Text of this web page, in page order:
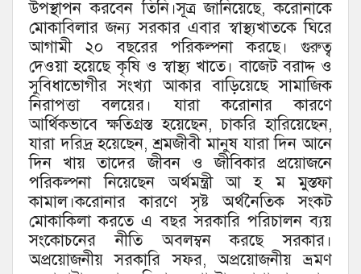
উপস্থাপন করবেন তিনি।সূত্র জানিয়েছে, করোনাকে
মোকাবিলার জন্য সরকার এবার স্বাস্থ্যখাতকে ঘিরে
আগামী ২০ বছরের পরিকল্পনা করছে। গুরুত্ব
দেওয়া হয়েছে কৃষি ও স্বাস্থ্য খাতে। বাজেট বরাদ্দ ও
সুবিধাভোগীর সংখ্যা আকার বাড়িয়েছে সামাজিক
নিরাপত্তা বলয়ের। যারা করোনার কারণে
আর্থিকভাবে ক্ষতিগ্রস্ত হয়েছেন, চাকরি হারিয়েছেন,
যারা দরিদ্র হয়েছেন, শ্রমজীবী মানুষ যারা দিন আনে
দিন খায় তাদের জীবন ও জীবিকার প্রয়োজনে
পরিকল্পনা নিয়েছেন অর্থমন্ত্রী আ হ ম মুস্তফা
কামাল।করোনার কারণে সৃষ্ট অর্থনৈতিক সংকট
মোকাকিলা করতে এ বছর সরকারি পরিচালন ব্যয়
সংকোচনের নীতি অবলম্বন করছে সরকার।
অপ্রয়োজনীয় সরকারি সফর, অপ্রয়োজনীয় ভ্রমণ